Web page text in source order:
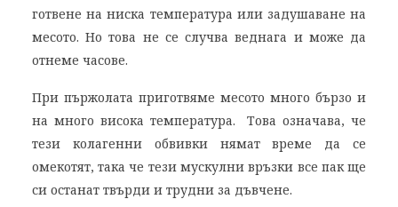
готвене на ниска температура или задушаване на
месото. Но това не се случва веднага и може да
отнеме часове.
При пържолата приготвяме месото много бързо и
на много висока температура. Това означава, че
тези колагенни обвивки нямат време да се
омекотят, така че тези мускулни връзки все пак ще
си останат твърди и трудни за дъвчене.